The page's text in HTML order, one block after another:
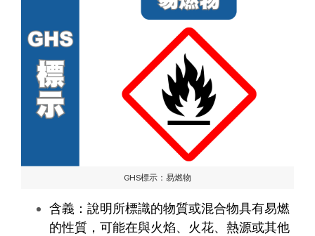
GHS標示：易燃物
含義：說明所標識的物質或混合物具有易燃
的性質，可能在與火焰、火花、熱源或其他